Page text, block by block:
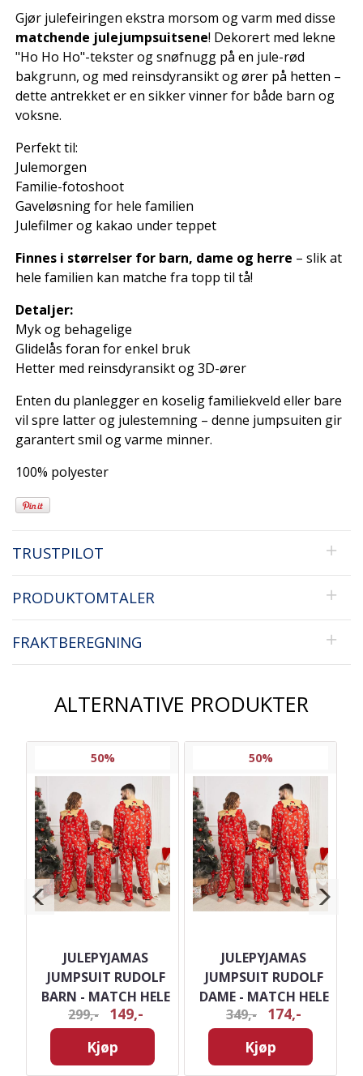
Gjør julefeiringen ekstra morsom og varm med disse
matchende julejumpsuitsene! Dekorert med lekne
"Ho Ho Ho"-tekster og snøfnugg på en jule-rød
bakgrunn, og med reinsdyransikt og ører på hetten –
dette antrekket er en sikker vinner for både barn og
voksne.
Perfekt til:
Julemorgen
Familie-fotoshoot
Gaveløsning for hele familien
Julefilmer og kakao under teppet
Finnes i størrelser for barn, dame og herre – slik at
hele familien kan matche fra topp til tå!
Detaljer:
Myk og behagelige
Glidelås foran for enkel bruk
Hetter med reinsdyransikt og 3D-ører
Enten du planlegger en koselig familiekveld eller bare
vil spre latter og julestemning – denne jumpsuiten gir
garantert smil og varme minner.
100% polyester
TRUSTPILOT
PRODUKTOMTALER
FRAKTBEREGNING
ALTERNATIVE PRODUKTER
50%
JULEPYJAMAS
JUMPSUIT RUDOLF
BARN - MATCH HELE
FAMILIEN
299,-
149,-
Kjøp
50%
JULEPYJAMAS
JUMPSUIT RUDOLF
DAME - MATCH HELE
FAMILIEN
349,-
174,-
Kjøp